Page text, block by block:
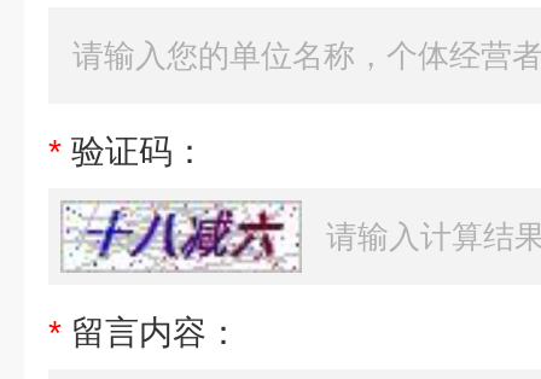
* 验证码：
* 留言内容：